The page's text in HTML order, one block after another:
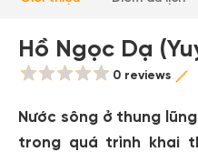
Hồ Ngọc Dạ
0 reviews
Nước sông ở thung
trong quá trình khai